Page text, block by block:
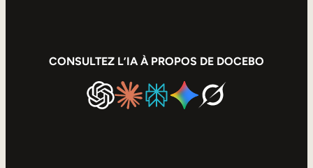
CONSULTEZ L’IA À PROPOS DE DOCEBO